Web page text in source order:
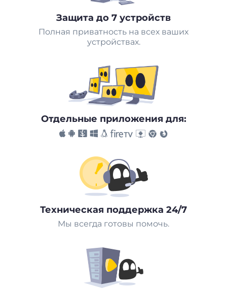
Защита до 7 устройств
Полная приватность на всех ваших
устройствах.
Отдельные приложения для:
Техническая поддержка 24/7
Мы всегда готовы помочь.